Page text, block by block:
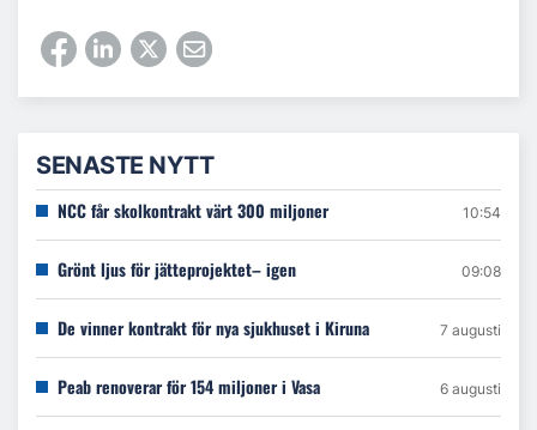
SENASTE NYTT
NCC får skolkontrakt värt 300 miljoner 10:54
Grönt ljus för jätteprojektet– igen 09:08
De vinner kontrakt för nya sjukhuset i Kiruna 7 augusti
Peab renoverar för 154 miljoner i Vasa 6 augusti